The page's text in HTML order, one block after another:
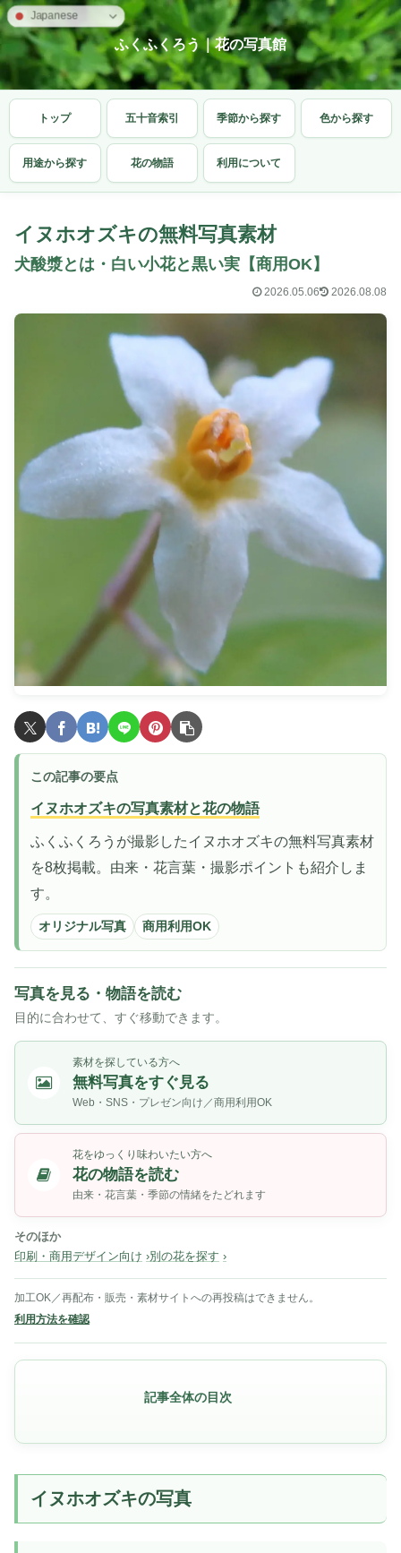
ふくふくろう｜花の写真館
トップ 五十音索引 季節から探す 色から探す
用途から探す 花の物語 利用について
イヌホオズキの無料写真素材
犬酸漿とは・白い小花と黒い実【商用OK】
2026.05.06 2026.08.08
この記事の要点
イヌホオズキの写真素材と花の物語
ふくふくろうが撮影したイヌホオズキの無料写真素材
を8枚掲載。由来・花言葉・撮影ポイントも紹介しま
す。
オリジナル写真 商用利用OK
写真を見る・物語を読む
目的に合わせて、すぐ移動できます。
素材を探している方へ
無料写真をすぐ見る
Web・SNS・プレゼン向け／商用利用OK
花をゆっくり味わいたい方へ
花の物語を読む
由来・花言葉・季節の情緒をたどれます
そのほか
印刷・商用デザイン向け
別の花を探す
加工OK／再配布・販売・素材サイトへの再投稿はできません。
利用方法を確認
記事全体の目次
イヌホオズキの写真
Japanese